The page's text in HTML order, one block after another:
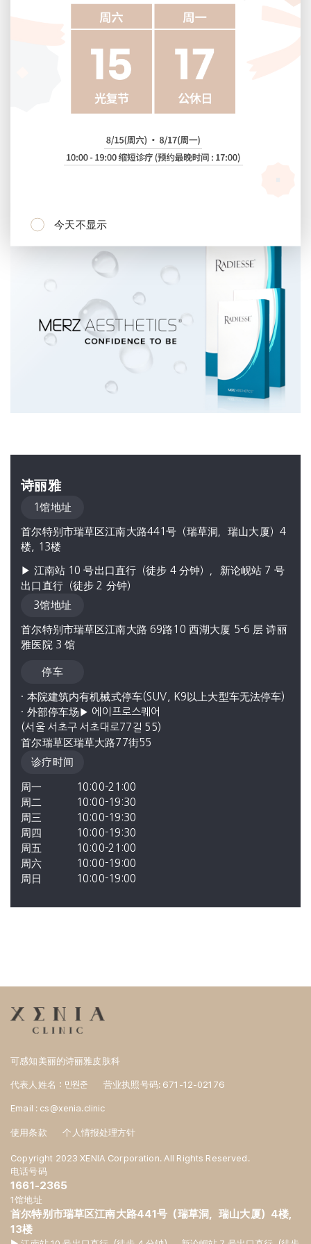
th
诗丽雅
1馆地址
首尔特别市瑞草区江南大路441号（瑞草洞，瑞山大厦）4
楼, 13楼
▶ 江南站 10 号出口直行（徒步 4 分钟），新论岘站 7 号
出口直行（徒步 2 分钟）
3馆地址
首尔特别市瑞草区江南大路 69路10 西湖大厦 5-6 层 诗丽
雅医院 3 馆
停车
· 本院建筑内有机械式停车(SUV, K9以上大型车无法停车)
· 外部停车场▶ 에이프로스퀘어
(서울 서초구 서초대로77길 55)
首尔瑞草区瑞草大路77街55
诊疗时间
周一
10:00-21:00
周二
10:00-19:30
周三
10:00-19:30
周四
10:00-19:30
周五
10:00-21:00
周六
10:00-19:00
周日
10:00-19:00
可感知美丽的诗丽雅皮肤科
代表人姓名：민원준 营业执照号码: 671-12-02176
Email : cs@xenia.clinic
使用条款 个人情报处理方针
Copyright 2023 XENIA Corporation. All Rights Reserved.
电话号码
1661-2365
1馆地址
首尔特别市瑞草区江南大路441号（瑞草洞，瑞山大厦）4楼,
13楼
今天不显示